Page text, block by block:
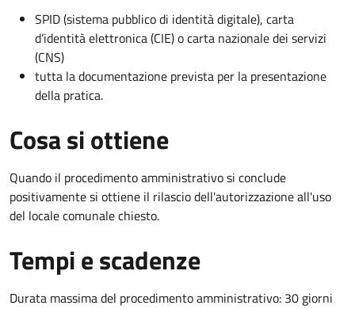
SPID (sistema pubblico di identità digitale), carta
d’identità elettronica (CIE) o carta nazionale dei servizi
(CNS)
tutta la documentazione prevista per la presentazione
della pratica.
Cosa si ottiene
Quando il procedimento amministrativo si conclude
positivamente si ottiene il rilascio dell'autorizzazione all'uso
del locale comunale chiesto.
Tempi e scadenze
Durata massima del procedimento amministrativo: 30 giorni